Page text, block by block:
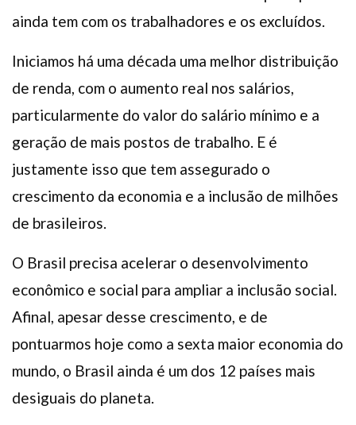
ainda tem com os trabalhadores e os excluídos.
Iniciamos há uma década uma melhor distribuição
de renda, com o aumento real nos salários,
particularmente do valor do salário mínimo e a
geração de mais postos de trabalho. E é
justamente isso que tem assegurado o
crescimento da economia e a inclusão de milhões
de brasileiros.
O Brasil precisa acelerar o desenvolvimento
econômico e social para ampliar a inclusão social.
Afinal, apesar desse crescimento, e de
pontuarmos hoje como a sexta maior economia do
mundo, o Brasil ainda é um dos 12 países mais
desiguais do planeta.